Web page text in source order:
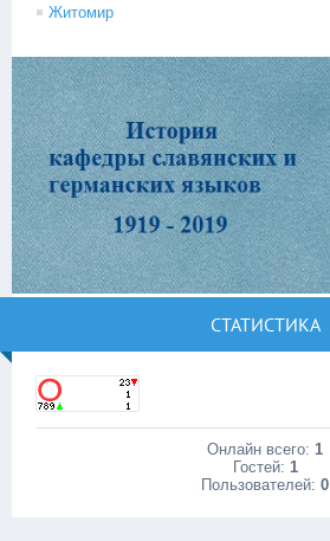
Житомир
СТАТИСТИКА
Онлайн всего: 1
Гостей: 1
Пользователей: 0